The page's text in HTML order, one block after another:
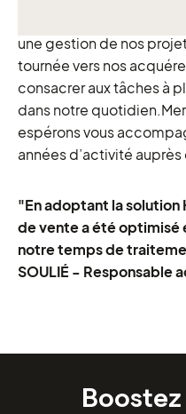
une gestion de nos
tournée vers nos
consacrer aux tâches à
dans notre
espérons vous
années d’activité
"En adoptant la
de vente a été optimisé
notre temps de
SOULIÉ - Responsable